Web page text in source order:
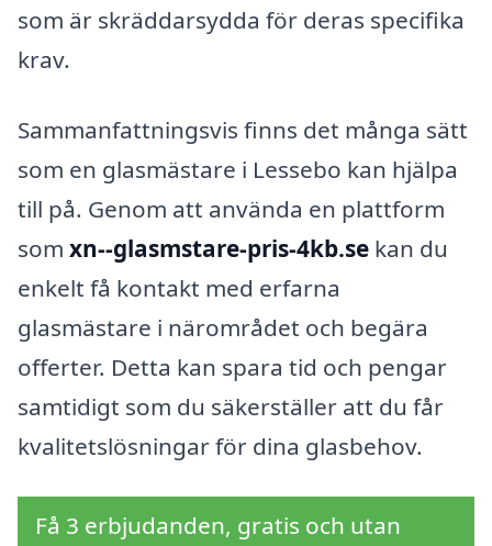
som är skräddarsydda för deras specifika
krav.
Sammanfattningsvis finns det många sätt
som en glasmästare i Lessebo kan hjälpa
till på. Genom att använda en plattform
som xn--glasmstare-pris-4kb.se kan du
enkelt få kontakt med erfarna
glasmästare i närområdet och begära
offerter. Detta kan spara tid och pengar
samtidigt som du säkerställer att du får
kvalitetslösningar för dina glasbehov.
Få 3 erbjudanden, gratis och utan